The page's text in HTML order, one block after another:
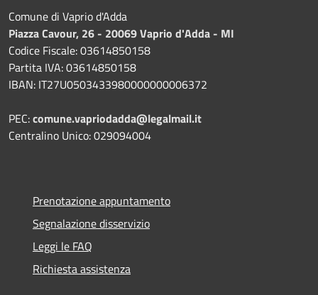
Comune di Vaprio d'Adda
Piazza Cavour, 26 - 20069 Vaprio d'Adda - MI
Codice Fiscale: 03614850158
Partita IVA: 03614850158
IBAN: IT27U0503433980000000006372
PEC:comune.vapriodadda@legalmail.it
Centralino Unico: 029094004
Prenotazione appuntamento
Segnalazione disservizio
Leggi le FAQ
Richiesta assistenza